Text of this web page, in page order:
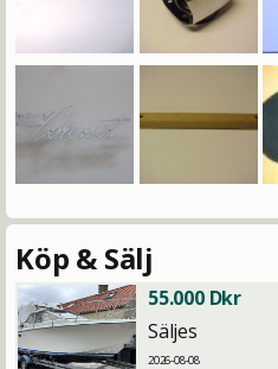
Köp & Sälj
55.000 Dkr
Säljes
2026-08-08